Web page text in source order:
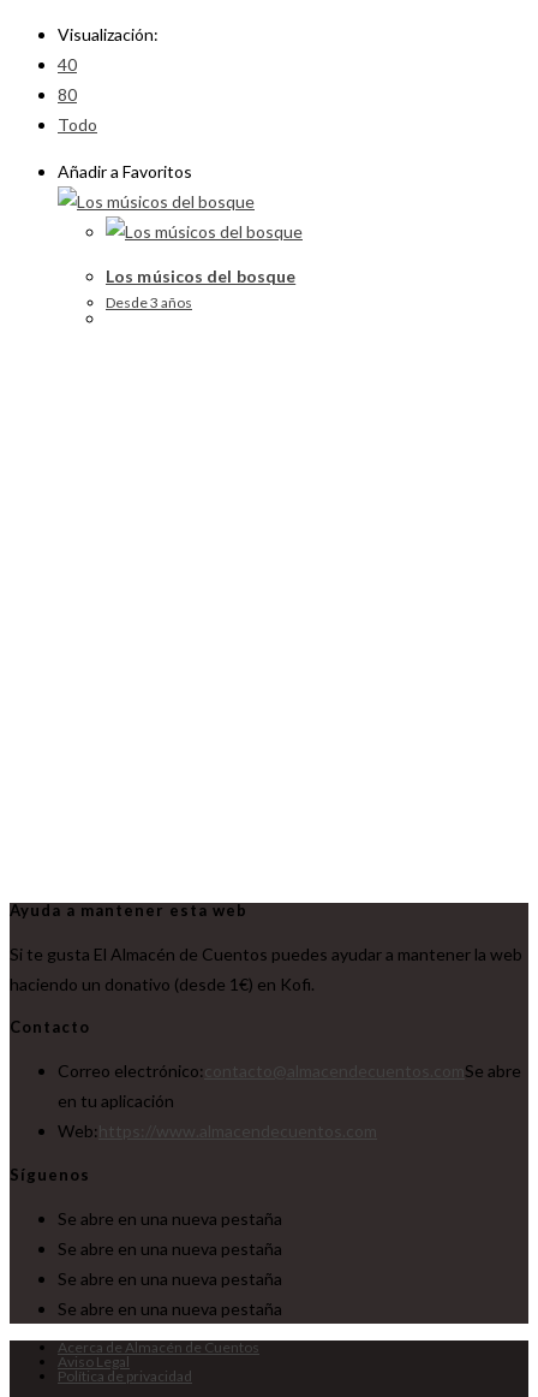
Visualización:
40
80
Todo
Añadir a Favoritos
Los músicos del bosque
Desde 3 años
Ayuda a mantener esta web
Si te gusta El Almacén de Cuentos puedes ayudar a mantener la web
haciendo un donativo (desde 1€) en Kofi.
Contacto
Correo electrónico:
Se abre
en tu aplicación
Web:
Síguenos
Se abre en una nueva pestaña
Se abre en una nueva pestaña
Se abre en una nueva pestaña
Se abre en una nueva pestaña
Acerca de Almacén de Cuentos
Aviso Legal
Política de privacidad